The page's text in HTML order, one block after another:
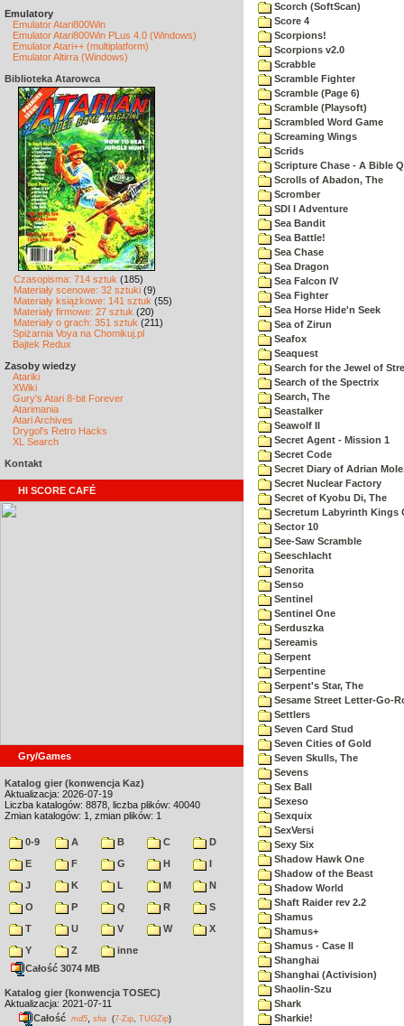
Emulatory
Emulator Atari800Win
Emulator Atari800Win PLus 4.0 (Windows)
Emulator Atari++ (multiplatform)
Emulator Altirra (Windows)
Biblioteka Atarowca
Czasopisma: 714 sztuk (185)
Materiały scenowe: 32 sztuki (9)
Materiały książkowe: 141 sztuk (55)
Materiały firmowe: 27 sztuk (20)
Materiały o grach: 351 sztuk (211)
Spiżarnia Voya na Chomikuj.pl
Bajtek Redux
Zasoby wiedzy
Atariki
XWiki
Gury's Atari 8-bit Forever
Atarimania
Atari Archives
Drygol's Retro Hacks
XL Search
Kontakt
HI SCORE CAFÉ
Gry/Games
Katalog gier (konwencja Kaz)
Aktualizacja: 2026-07-19
Liczba katalogów: 8878, liczba plików: 40040
Zmian katalogów: 1, zmian plików: 1
0-9 A B C
D
E
F G H
I
J
K L M
N
O
P Q R
S
T
U V W
X
Y
Z
inne
Całość 3074 MB
Katalog gier (konwencja TOSEC)
Aktualizacja: 2021-07-11
Całość md5 sha (7-Zip TUGZip)
Scorch (SoftScan)
Score 4
Scorpions!
Scorpions v2.0
Scrabble
Scramble Fighter
Scramble (Page 6)
Scramble (Playsoft)
Scrambled Word Game
Screaming Wings
Scrids
Scripture Chase - A Bible
Scrolls of Abadon, The
Scromber
SDI I Adventure
Sea Bandit
Sea Battle!
Sea Chase
Sea Dragon
Sea Falcon IV
Sea Fighter
Sea Horse Hide'n Seek
Sea of Zirun
Seafox
Seaquest
Search for the Jewel of
Search of the Spectrix
Search, The
Seastalker
Seawolf II
Secret Agent - Mission 1
Secret Code
Secret Diary of Adrian
Secret Nuclear Factory
Secret of Kyobu Di, The
Secretum Labyrinth Kings
Sector 10
See-Saw Scramble
Seeschlacht
Senorita
Senso
Sentinel
Sentinel One
Serduszka
Sereamis
Serpent
Serpentine
Serpent's Star, The
Sesame Street Letter-Go-
Settlers
Seven Card Stud
Seven Cities of Gold
Seven Skulls, The
Sevens
Sex Ball
Sexeso
Sexquix
SexVersi
Sexy Six
Shadow Hawk One
Shadow of the Beast
Shadow World
Shaft Raider rev 2.2
Shamus
Shamus+
Shamus - Case II
Shanghai
Shanghai (Activision)
Shaolin-Szu
Shark
Sharkie!